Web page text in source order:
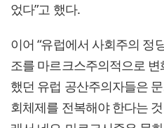
었다”고 했다.
이어 “유럽에서 사회주의 정
조를 마르크스주의적으로
했던 유럽 공산주의자들은
회체제를 전복해야 한다는